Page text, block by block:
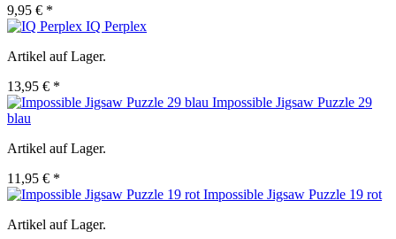
9,95 € *
IQ Perplex
Artikel auf Lager.
13,95 € *
Impossible Jigsaw Puzzle 29
blau
Artikel auf Lager.
11,95 € *
Impossible Jigsaw Puzzle 19 rot
Artikel auf Lager.